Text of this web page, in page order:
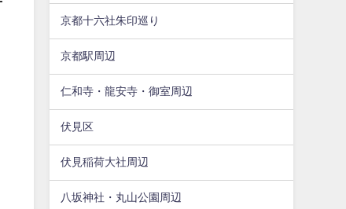
京都十六社朱印巡り
京都駅周辺
仁和寺・龍安寺・御室周辺
伏見区
伏見稲荷大社周辺
八坂神社・丸山公園周辺